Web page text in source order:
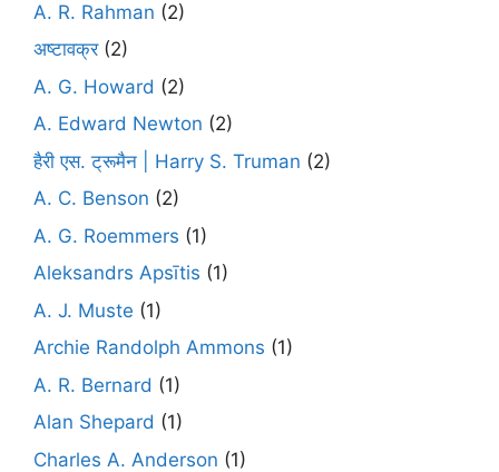
A. R. Rahman (2)
अष्टावक्र(2)
A. G. Howard (2)
A. Edward Newton (2)
हैरी एस. ट्रूमैन | Harry S. Truman (2)
A. C. Benson (2)
A. G. Roemmers (1)
Aleksandrs Apsītis (1)
A. J. Muste (1)
Archie Randolph Ammons (1)
A. R. Bernard (1)
Alan Shepard (1)
Charles A. Anderson (1)